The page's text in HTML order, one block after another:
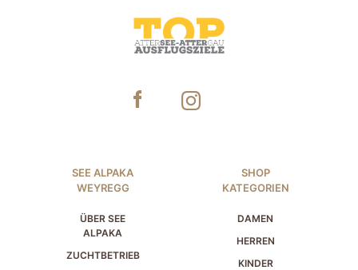
SEE ALPAKA
WEYREGG
ÜBER SEE
ALPAKA
ZUCHTBETRIEB
SHOP
KATEGORIEN
DAMEN
HERREN
KINDER